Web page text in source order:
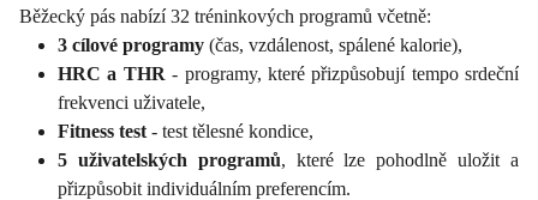
Běžecký pás nabízí 32 tréninkových programů včetně:
3 cílové programy (čas, vzdálenost, spálené kalorie),
HRC a THR - programy, které přizpůsobují tempo srdeční
frekvenci uživatele,
Fitness test - test tělesné kondice,
5 uživatelských programů, které lze pohodlně uložit a
přizpůsobit individuálním preferencím.